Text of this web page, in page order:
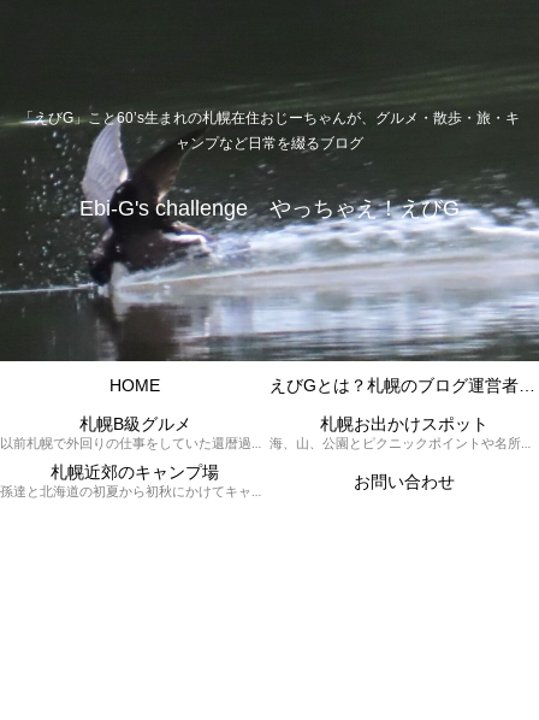
「えびG」こと60’s生まれの札幌在住おじーちゃんが、グルメ・散歩・旅・キ
ャンプなど日常を綴るブログ
Ebi-G's challenge やっちゃえ！えびG
HOME
札幌B級グルメ
以前札幌で外回りの仕事をしていた還暦過ぎブロガー「えびG」がランチ（サラリーマンランチ、サラメシ）を中心に、おそば、ラーメン、中華、日替わりランチを「札幌Bグルメ」と題してレポートしているブログカテゴリーのページです。現在は定年後の再雇用で札幌中とはいかなまでも会社の近くのすすきの界隈や家のある札幌市南区を中心に徘徊しております。
札幌お出かけスポット
海、山、公園とピクニックポイントや名所、旧跡などなど、、、、、札幌はもとより郊外の無理なく日帰りでいって帰ってこれるお出かけスポットを孫っち達（小学５、３年生、幼稚園年長さんの３人）とえびGがお出かけをして紹介しているページです。
札幌近郊のキャンプ場
孫達と北海道の初夏から初秋にかけてキャンプに出かけます。キャンプ場情報だったり料理だったり花火や遊びに虫取りとまさに「やっちゃえ！えびG」やりたい放題のブログです。 お問い合わせ